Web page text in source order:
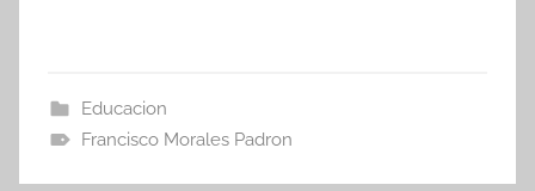
Educacion
Francisco Morales Padron